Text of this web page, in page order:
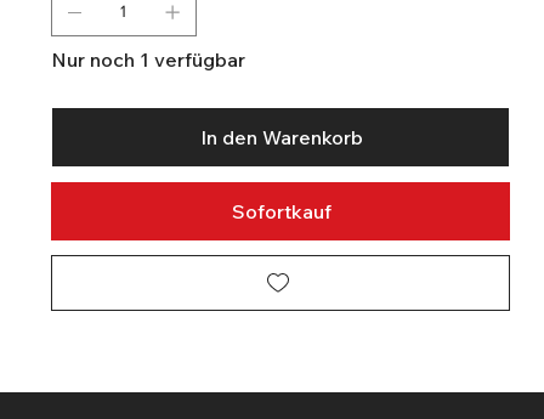
Nur noch 1 verfügbar
In den Warenkorb
Sofortkauf